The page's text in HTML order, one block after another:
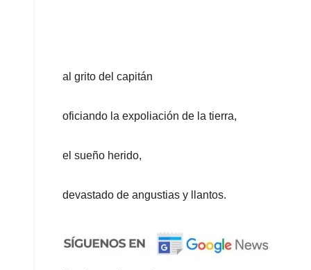
al grito del capitán
oficiando la expoliación de la tierra,
el sueño herido,
devastado de angustias y llantos.